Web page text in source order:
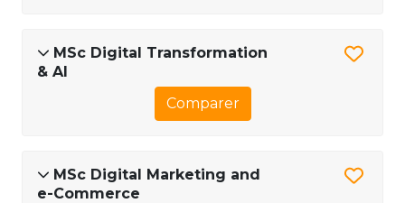
MSc Digital Transformation
& AI
Comparer
MSc Digital Marketing and
e-Commerce